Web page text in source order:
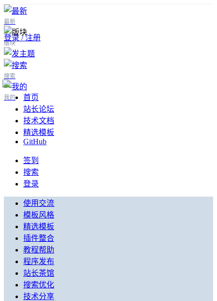
最新
版块
搜索
我的
登录 / 注册
首页
站长论坛
技术文档
精选模板
GitHub
签到
搜索
登录
使用交流
模板风格
精选模板
插件整合
教程帮助
程序发布
站长茶馆
搜索优化
技术分享